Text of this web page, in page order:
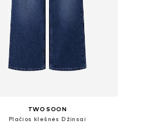
TWO SOON
Plačios klešnės Džinsai